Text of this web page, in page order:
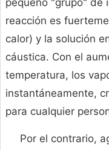
pequeño "grupo" de
reacción es
calor) y la solución
cáustica. Con el
temperatura, los
instantáneamente,
para cualquier
Por el contrario,